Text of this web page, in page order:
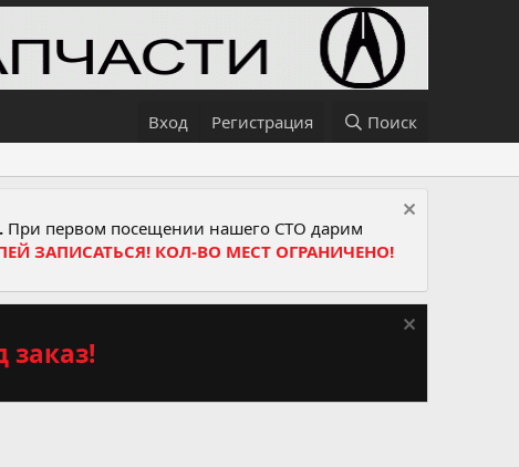
Вход Регистрация Поиск
При первом посещении нашего СТО дарим
ЗАПИСАТЬСЯ! КОЛ-ВО МЕСТ ОГРАНИЧЕНО!